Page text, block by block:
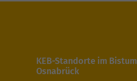
KEB-Standorte im Bistum
Osnabrück